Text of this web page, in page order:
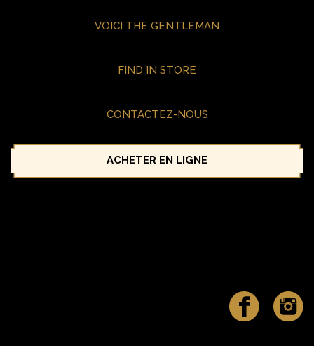
VOICI THE GENTLEMAN
FIND IN STORE
CONTACTEZ-NOUS
ACHETER EN LIGNE